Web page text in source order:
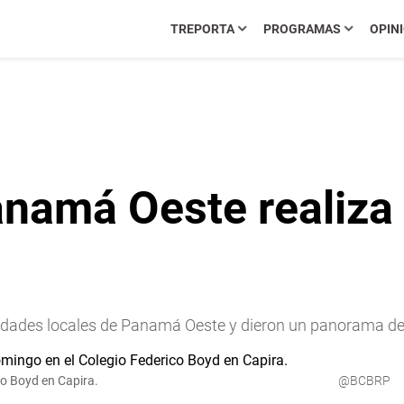
TREPORTA PROGRAMAS
Oeste
locales de Panamá Oeste y dieron un panorama
Boyd en Capira. @BCBRP